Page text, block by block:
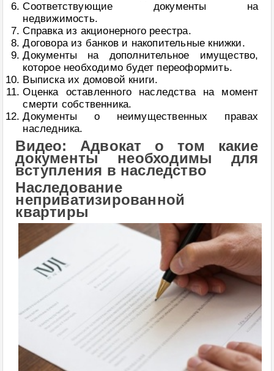
Соответствующие документы на
недвижимость.
Справка из акционерного реестра.
Договора из банков и накопительные книжки.
Документы на дополнительное имущество,
которое необходимо будет переоформить.
Выписка их домовой книги.
Оценка оставленного наследства на момент
смерти собственника.
Документы о неимущественных правах
наследника.
Видео: Адвокат о том какие
документы необходимы для
вступления в наследство
Наследование
неприватизированной
квартиры